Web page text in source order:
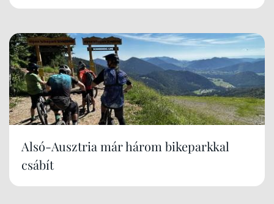
Alsó-Ausztria már három bikeparkkal
csábít